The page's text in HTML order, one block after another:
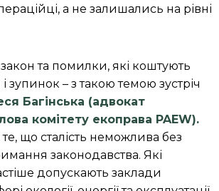
а не залишались на рівні
закон та помилки, які коштують
зупинок – з такою темою зустріч
Багінська (адвокат
комітету екоправа PAEW).
що сталість неможлива без
законодавства. Які
допускають заклади